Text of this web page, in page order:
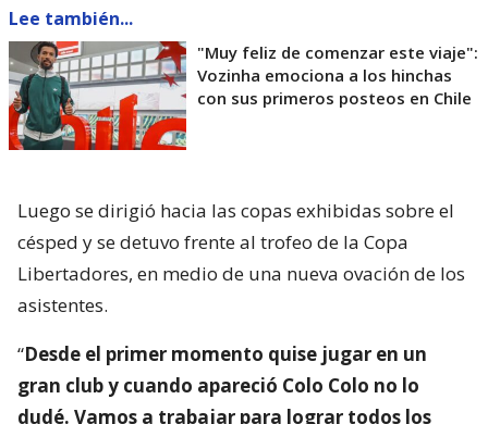
Lee también...
"Muy feliz de comenzar este viaje":
Vozinha emociona a los hinchas
con sus primeros posteos en Chile
Luego se dirigió hacia las copas exhibidas sobre el
césped y se detuvo frente al trofeo de la Copa
Libertadores, en medio de una nueva ovación de los
asistentes.
“Desde el primer momento quise jugar en un
gran club y cuando apareció Colo Colo no lo
dudé. Vamos a trabajar para lograr todos los